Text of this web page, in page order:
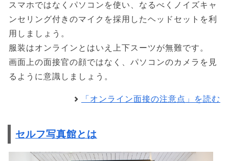
スマホではなくパソコンを使い、なるべくノイズキャ
ンセリング付きのマイクを採用したヘッドセットを利
用しましょう。
服装はオンラインとはいえ上下スーツが無難です。
画面上の面接官の顔ではなく、パソコンのカメラを見
るように意識しましょう。
「オンライン面接の注意点」を読む
セルフ写真館とは